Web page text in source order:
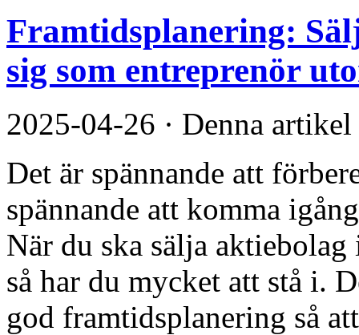
Framtidsplanering:
sig som entreprenör
2025-04-26 · Denna
Det är spännande att
spännande att komma
När du ska sälja
så har du mycket att stå i.
god framtidsplanering så